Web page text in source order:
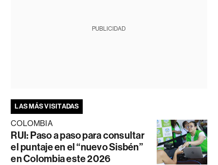
PUBLICIDAD
LAS MÁS VISITADAS
COLOMBIA
RUI: Paso a paso para consultar
el puntaje en el “nuevo Sisbén”
en Colombia este 2026